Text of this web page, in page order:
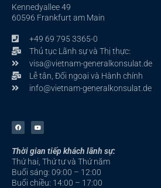
Kennedyallee 49
60596 Frankfurt am Main
+49 69 795 3365-0
Thủ tục Lãnh sự và Thị thực:
visa@vietnam-generalkonsulat.de
Lễ tân, Đối ngoại và Hành chính
info@vietnam-generalkonsulat.de
F
a
c
b
o
o
k
-
f
Y
o
u
u
b
e
Thời gian tiếp khách lãnh sự:
Thứ hai, Thứ tư và Thứ năm
Buổi sáng: 09:00 – 12:00
Buổi chiều: 14:00 – 17:00